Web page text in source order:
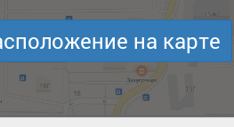
на карте